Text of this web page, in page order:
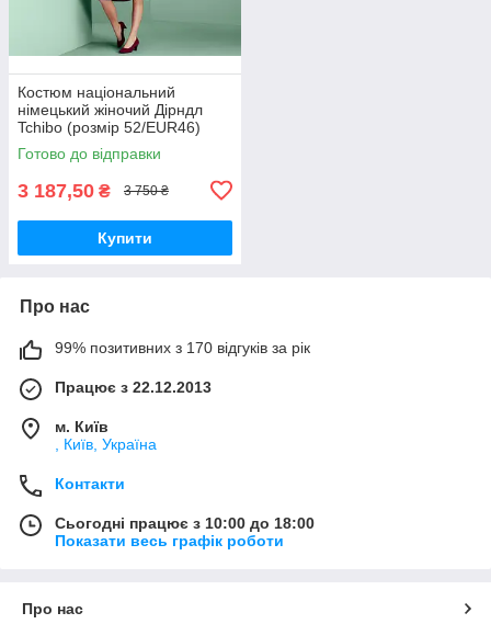
Костюм національний
німецький жіночий Дірндл
Tchibo (розмір 52/EUR46)
Готово до відправки
3 187,50 ₴ 3 750 ₴
Купити
Про нас
99% позитивних з 170 відгуків за рік
Працює з 22.12.2013
м. Київ
, Київ, Україна
Контакти
Сьогодні працює з 10:00 до 18:00
Показати весь графік роботи
Про нас